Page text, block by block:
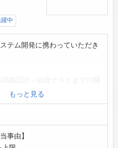
中
テム開発に携わっていただき
発経験
、PowerBI
経験
もっと見る
事由】